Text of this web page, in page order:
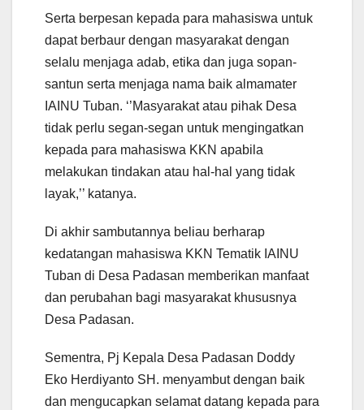
Serta berpesan kepada para mahasiswa untuk
dapat berbaur dengan masyarakat dengan
selalu menjaga adab, etika dan juga sopan-
santun serta menjaga nama baik almamater
IAINU Tuban. ‘’Masyarakat atau pihak Desa
tidak perlu segan-segan untuk mengingatkan
kepada para mahasiswa KKN apabila
melakukan tindakan atau hal-hal yang tidak
layak,’’ katanya.
Di akhir sambutannya beliau berharap
kedatangan mahasiswa KKN Tematik IAINU
Tuban di Desa Padasan memberikan manfaat
dan perubahan bagi masyarakat khususnya
Desa Padasan.
Sementra, Pj Kepala Desa Padasan Doddy
Eko Herdiyanto SH. menyambut dengan baik
dan mengucapkan selamat datang kepada para